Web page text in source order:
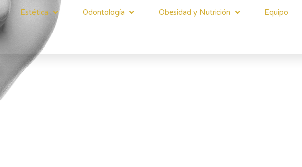
Estética Odontología Obesidad y Nutrición Equipo